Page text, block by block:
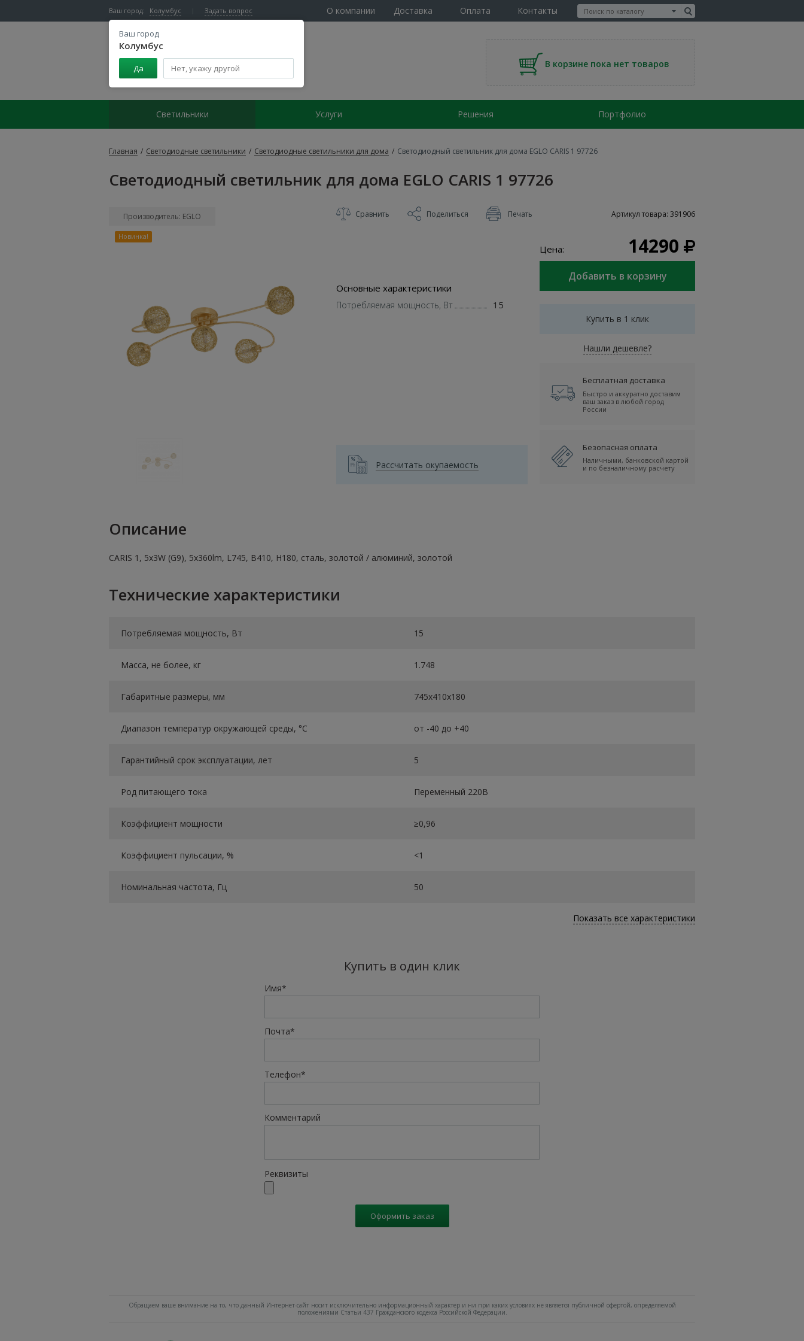
Ваш город: Колумбус
Ваш город
Колумбус
Да
Задать вопрос О компании Доставка Оплата Контакты
Центр светодиодного освещения
В корзине пока нет товаров
Светильники Услуги Решения Портфолио
Главная / Светодиодные светильники / Светодиодные светильники для дома / Светодиодный светильник для дома EGLO CARIS 1 97726
Светодиодный светильник для дома EGLO CARIS 1 97726
Производитель: EGLO
Новинка!
Сравнить Поделиться Печать Артикул товара: 391906
Основные характеристики
Потребляемая мощность, Вт 15
Рассчитать окупаемость
Цена: 14290
Купить в 1 клик
Нашли дешевле?
Бесплатная доставка
Быстро и аккуратно доставим
ваш заказ в любой город
России
Безопасная оплата
Наличными, банковской картой
и по безналичному расчету
Описание
CARIS 1, 5х3W (G9), 5х360lm, L745, B410, H180, сталь, золотой / алюминий, золотой
Технические характеристики
Потребляемая мощность, Вт 15
Масса, не более, кг 1.748
Габаритные размеры, мм 745х410х180
Диапазон температур окружающей среды, °C от -40 до +40
Гарантийный срок эксплуатации, лет 5
Род питающего тока Переменный 220В
Коэффициент мощности ≥0,96
Коэффициент пульсации, % <1
Номинальная частота, Гц 50
Показать все характеристики
Купить в один клик
Имя*
Почта*
Телефон*
Комментарий
Реквизиты
Оформить заказ
Обращаем ваше внимание на то, что данный Интернет-сайт носит исключительно информационный характер и ни при каких условиях не является публичной офертой, определяемой
положениями Статьи 437 Гражданского кодекса Российской Федерации.